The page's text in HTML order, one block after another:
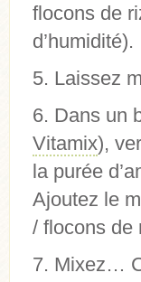
flocons de
d’humidité).
Laissez
Dans un
Vitamix),
la purée
Ajoutez le
/ flocons de
Mixez…